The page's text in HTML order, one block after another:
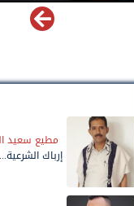
مطيع سعيد
إرباك